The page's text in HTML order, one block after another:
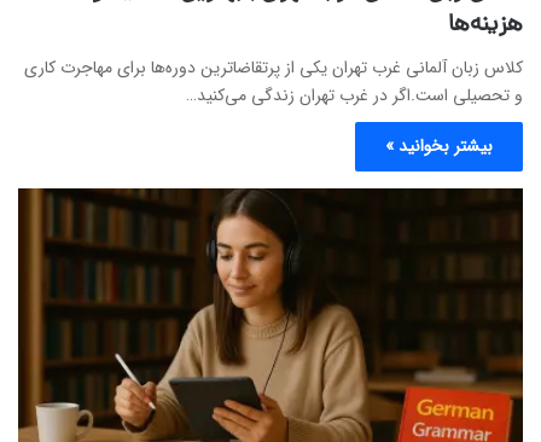
هزینه‌ها
کلاس زبان آلمانی غرب تهران یکی از پرتقاضاترین دوره‌ها برای مهاجرت کاری
و تحصیلی است.اگر در غرب تهران زندگی می‌کنید…
بیشتر بخوانید »